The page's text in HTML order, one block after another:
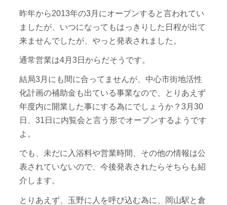
昨年から2013年の3月にオープンすると言われてい
ましたが、いつになってもはっきりした日程が出て
来ませんでしたが、やっと発表されました。
通常営業は4月3日からだそうです。
結局3月にも間に合ってませんが、中心市街地活性
化計画の補助金も出ている事業なので、とりあえず
年度内に開業した事にする為にでしょうか？3月30
日、31日に内覧会と言う形でオープンするようです
よ。
でも、未だに入浴料や営業時間、その他の情報は公
表されていないので、今後発表されたらそちらも紹
介します。
とりあえず、玉野に人を呼び込む為に、岡山駅と倉